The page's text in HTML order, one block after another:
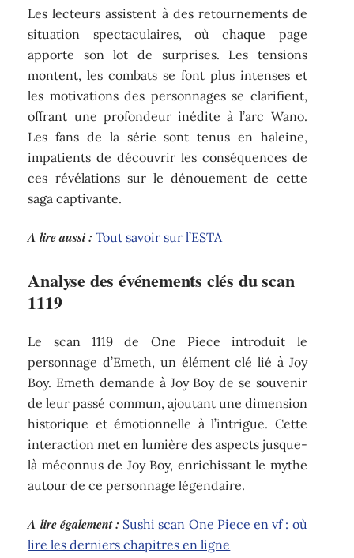
Les lecteurs assistent à des retournements de
situation spectaculaires, où chaque page
apporte son lot de surprises. Les tensions
montent, les combats se font plus intenses et
les motivations des personnages se clarifient,
offrant une profondeur inédite à l’arc Wano.
Les fans de la série sont tenus en haleine,
impatients de découvrir les conséquences de
ces révélations sur le dénouement de cette
saga captivante.
A lire aussi : Tout savoir sur l’ESTA
Analyse des événements clés du scan
1119
Le scan 1119 de One Piece introduit le
personnage d’Emeth, un élément clé lié à Joy
Boy. Emeth demande à Joy Boy de se souvenir
de leur passé commun, ajoutant une dimension
historique et émotionnelle à l’intrigue. Cette
interaction met en lumière des aspects jusque-
là méconnus de Joy Boy, enrichissant le mythe
autour de ce personnage légendaire.
A lire également : Sushi scan One Piece en vf : où
lire les derniers chapitres en ligne